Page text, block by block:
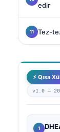
edir
Tez-
⚡ Qısa
v1.0 —